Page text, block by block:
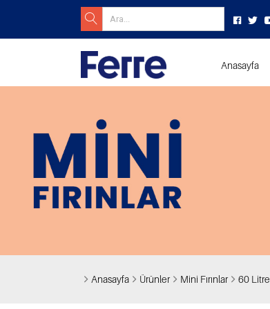
Anasayfa
Anasayfa Ürünler Mini Fırınlar 60 Litre